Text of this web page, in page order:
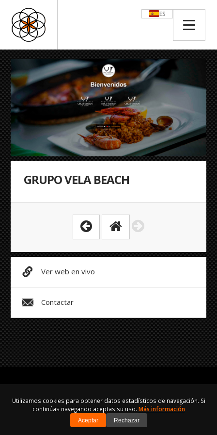
Utilizamos cookies para obtener datos estadísticos de navegación. Si
continúas navegando aceptas su uso. Más información
Aceptar Rechazar
ES
GRUPO VELA BEACH
Ver web en vivo
Contactar
Privacidad Cookies Hecho con